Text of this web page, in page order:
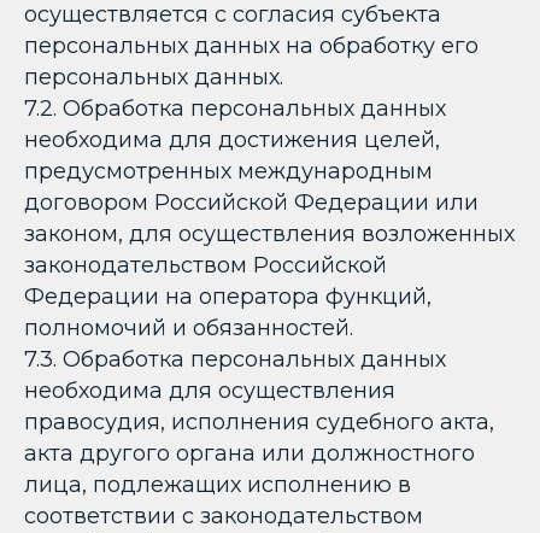
осуществляется с согласия субъекта
персональных данных на обработку его
персональных данных.
7.2. Обработка персональных данных
необходима для достижения целей,
предусмотренных международным
договором Российской Федерации или
законом, для осуществления возложенных
законодательством Российской
Федерации на оператора функций,
полномочий и обязанностей.
7.3. Обработка персональных данных
необходима для осуществления
правосудия, исполнения судебного акта,
акта другого органа или должностного
лица, подлежащих исполнению в
соответствии с законодательством